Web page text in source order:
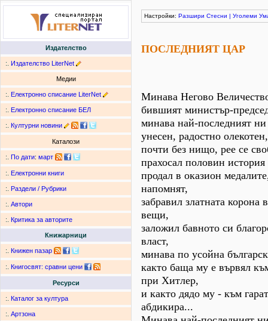
Издателство
:. Издателство LiterNet
Медии
:. Електронно списание LiterNet
:. Електронно списание БЕЛ
:. Културни новини
Каталози
:. По дати: март
:. Електронни книги
:. Раздели / Рубрики
:. Автори
:. Критика за авторите
Книжарници
:. Книжен пазар
:. Книгосвят: сравни цени
Ресурси
:. Каталог за култура
:. Артзона
Настройки: Разшири Стесни | Уголеми
ПОСЛЕДНИЯТ ЦАР
Минава Негово
бившият министър-
минава най-последният
унесен, радостно олекотен,
почти без нищо, рее се
прахосал половин
продал в оказион
напомнят,
забравил златната корона
вещи,
заложил бавното си
власт,
минава по усойна
както баща му е вървял
при Хитлер,
и както дядо му - към
абдикира...